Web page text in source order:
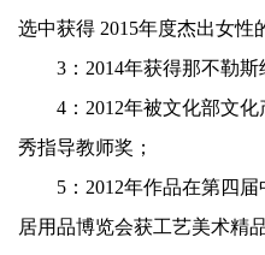
选中获得 2015年度杰出女性
3：2014年获得那不勒斯
4：2012年被文化部文
秀指导教师奖；
5：2012年作品在第四
居用品博览会获工艺美术精